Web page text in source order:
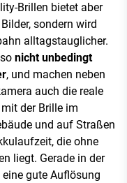
Brillen bietet aber
sondern wird
alltagstauglicher.
nicht unbedingt
, und machen neben
auch die reale
der Brille im
und auf Straßen
die ohne
liegt. Gerade in der
gute Auflösung